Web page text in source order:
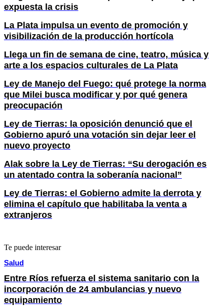
expuesta la crisis
La Plata impulsa un evento de promoción y
visibilización de la producción hortícola
Llega un fin de semana de cine, teatro, música y
arte a los espacios culturales de La Plata
Ley de Manejo del Fuego: qué protege la norma
que Milei busca modificar y por qué genera
preocupación
Ley de Tierras: la oposición denunció que el
Gobierno apuró una votación sin dejar leer el
nuevo proyecto
Alak sobre la Ley de Tierras: “Su derogación es
un atentado contra la soberanía nacional”
Ley de Tierras: el Gobierno admite la derrota y
elimina el capítulo que habilitaba la venta a
extranjeros
Te puede interesar
Salud
Entre Ríos refuerza el sistema sanitario con la
incorporación de 24 ambulancias y nuevo
equipamiento